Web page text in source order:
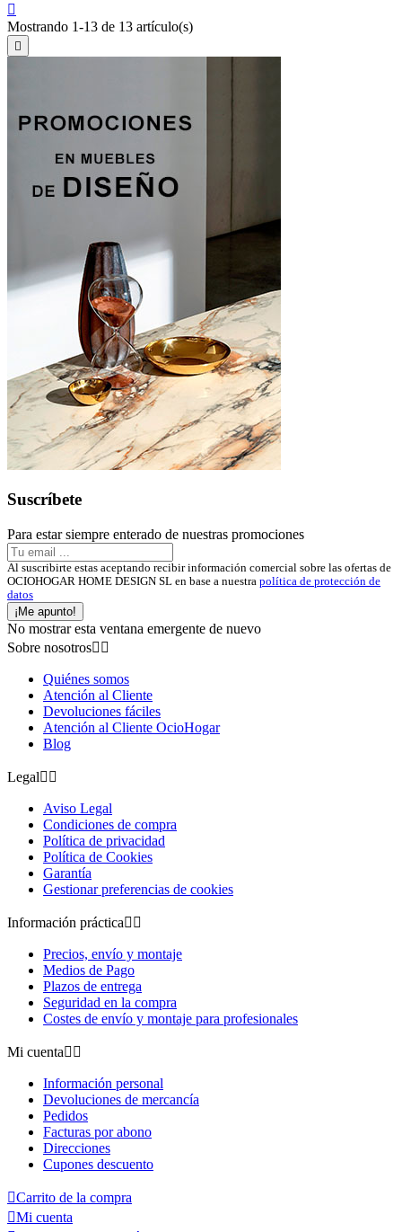

Mostrando 1-13 de 13 artículo(s)

Suscríbete
Para estar siempre enterado de nuestras promociones
Al suscribirte estas aceptando recibir información comercial sobre las ofertas de
OCIOHOGAR HOME DESIGN SL en base a nuestra política de protección de
datos
¡Me apunto!
No mostrar esta ventana emergente de nuevo
Sobre nosotros 
Quiénes somos
Atención al Cliente
Devoluciones fáciles
Atención al Cliente OcioHogar
Blog
Legal 
Aviso Legal
Condiciones de compra
Política de privacidad
Política de Cookies
Garantía
Gestionar preferencias de cookies
Información práctica 
Precios, envío y montaje
Medios de Pago
Plazos de entrega
Seguridad en la compra
Costes de envío y montaje para profesionales
Mi cuenta 
Información personal
Devoluciones de mercancía
Pedidos
Facturas por abono
Direcciones
Cupones descuento
Carrito de la compra
Mi cuenta